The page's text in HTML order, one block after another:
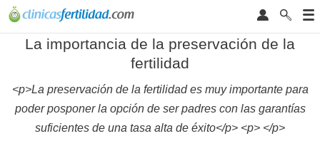
La importancia de la preservación de la
fertilidad
<p>La preservación de la fertilidad es muy importante para
poder posponer la opción de ser padres con las garantías
suficientes de una tasa alta de éxito</p> <p> </p>